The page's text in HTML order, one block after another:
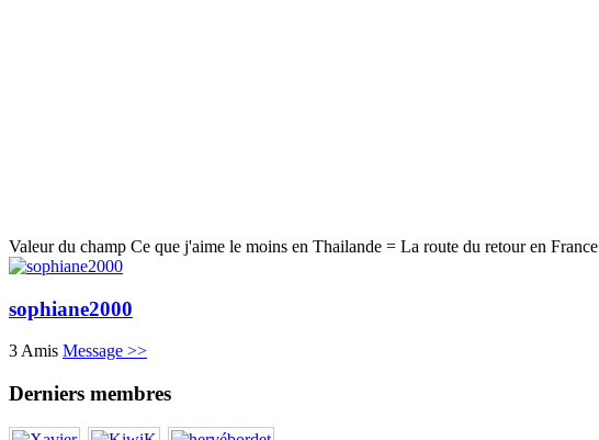
Valeur du champ Ce que j'aime le moins en Thailande = La route du retour en France
sophiane2000
3 Amis Message >>
Derniers membres